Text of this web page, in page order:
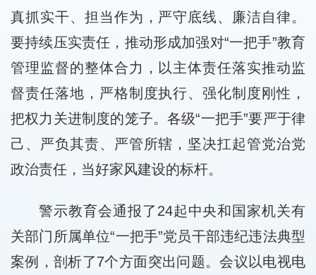
真抓实干、担当作为，严守底线、廉洁自律。
要持续压实责任，推动形成加强对“一把手”教育
管理监督的整体合力，以主体责任落实推动监
督责任落地，严格制度执行、强化制度刚性，
把权力关进制度的笼子。各级“一把手”要严于律
己、严负其责、严管所辖，坚决扛起管党治党
政治责任，当好家风建设的标杆。
警示教育会通报了24起中央和国家机关有
关部门所属单位“一把手”党员干部违纪违法典型
案例，剖析了7个方面突出问题。会议以电视电